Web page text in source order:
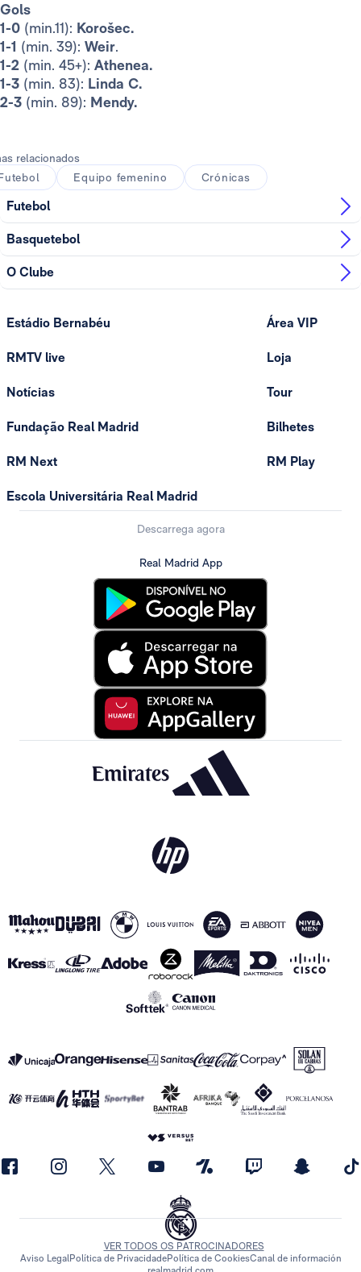
Gols
1-0 (min.11): Korošec.
1-1 (min. 39): Weir.
1-2 (min. 45+): Athenea.
1-3 (min. 83): Linda C.
2-3 (min. 89): Mendy.
relacionados
Equipo femenino Crónicas
Futebol
Basquetebol
O Clube
Estádio Bernabéu
RMTV live
Notícias
Fundação Real Madrid
RM Next
Escola Universitária Real Madrid
Área VIP
Loja
Tour
Bilhetes
RM Play
Descarrega agora
Real Madrid App
VER TODOS OS PATROCINADORES
Aviso LegalPolítica de PrivacidadePolítica de CookiesCanal de información